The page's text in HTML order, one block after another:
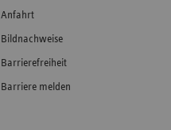
Anfahrt
Bildnachweise
Barrierefreiheit
Barriere melden